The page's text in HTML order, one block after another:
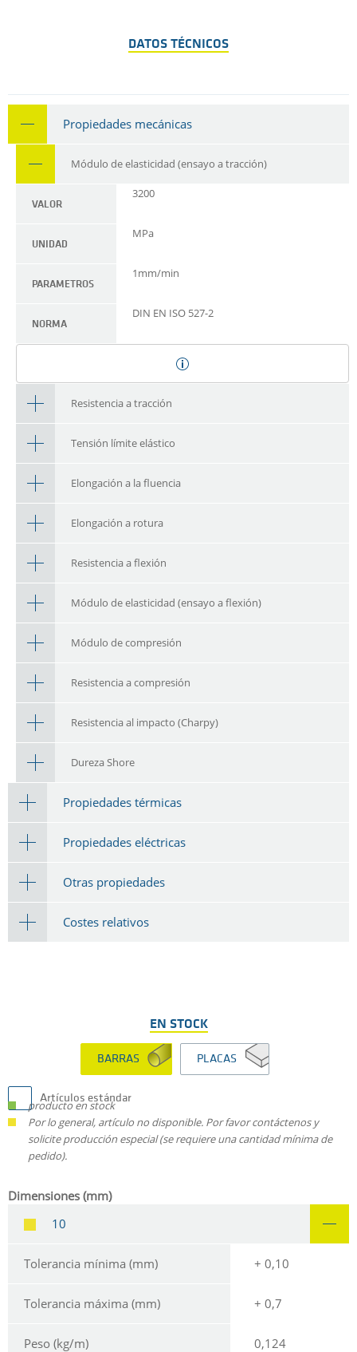
DATOS TÉCNICOS
Propiedades mecánicas
Módulo de elasticidad (ensayo a tracción)
VALOR
3200
UNIDAD
MPa
PARAMETROS
1mm/min
NORMA
DIN EN ISO 527-2
Resistencia a tracción
Tensión límite elástico
Elongación a la fluencia
Elongación a rotura
Resistencia a flexión
Módulo de elasticidad (ensayo a flexión)
Módulo de compresión
Resistencia a compresión
Resistencia al impacto (Charpy)
Dureza Shore
Propiedades térmicas
Propiedades eléctricas
Otras propiedades
Costes relativos
EN STOCK
BARRAS PLACAS
Artículos estándar
producto en stock
Por lo general, artículo no disponible. Por favor contáctenos y
solicite producción especial (se requiere una cantidad mínima de
pedido).
Dimensiones (mm)
10
Tolerancia mínima (mm) + 0,10
Tolerancia máxima (mm) + 0,7
Peso (kg/m) 0,124